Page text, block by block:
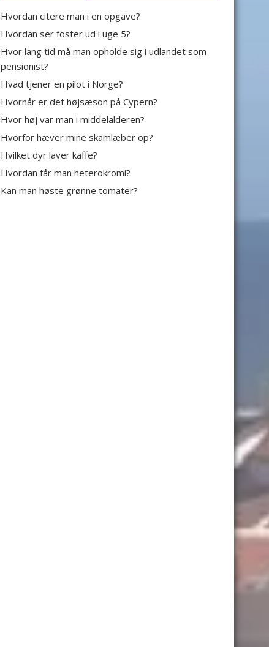
Hvordan citere man i en opgave?
Hvordan ser foster ud i uge 5?
Hvor lang tid må man opholde sig i udlandet som
pensionist?
Hvad tjener en pilot i Norge?
Hvornår er det højsæson på Cypern?
Hvor høj var man i middelalderen?
Hvorfor hæver mine skamlæber op?
Hvilket dyr laver kaffe?
Hvordan får man heterokromi?
Kan man høste grønne tomater?